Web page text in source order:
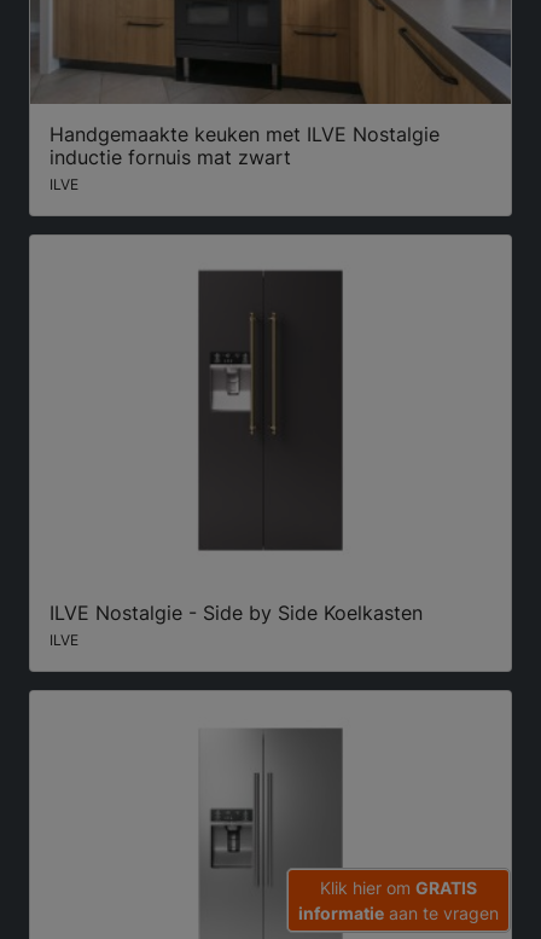
Handgemaakte keuken met ILVE Nostalgie
inductie fornuis mat zwart
ILVE
ILVE Nostalgie - Side by Side Koelkasten
ILVE
Klik hier om GRATIS
informatie aan te vragen